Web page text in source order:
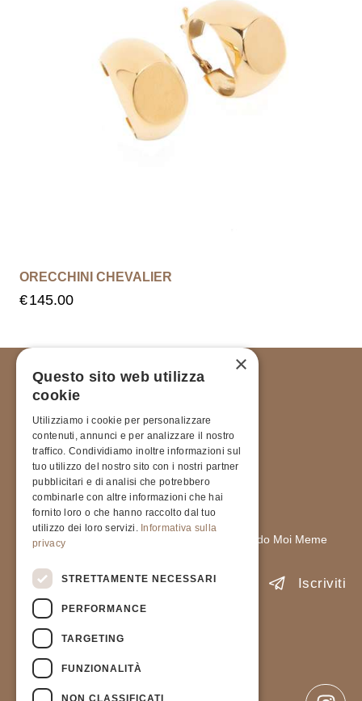
ORECCHINI CHEVALIER
€145.00
ISCRIVITI ALLA NOSTRA
NEWSLETTER
Rimani sempre aggiornato sulle novità del mondo Moi Meme
Iscriviti
Accetto l'informativa sulla
PIVA 9237823791
Privacy Policy
×
Questo sito web utilizza
cookie
Utilizziamo i cookie per personalizzare
contenuti, annunci e per analizzare il nostro
traffico. Condividiamo inoltre informazioni sul
tuo utilizzo del nostro sito con i nostri partner
pubblicitari e di analisi che potrebbero
combinarle con altre informazioni che hai
fornito loro o che hanno raccolto dal tuo
utilizzo dei loro servizi. Informativa sulla
privacy
STRETTAMENTE NECESSARI
PERFORMANCE
TARGETING
FUNZIONALITÀ
NON CLASSIFICATI